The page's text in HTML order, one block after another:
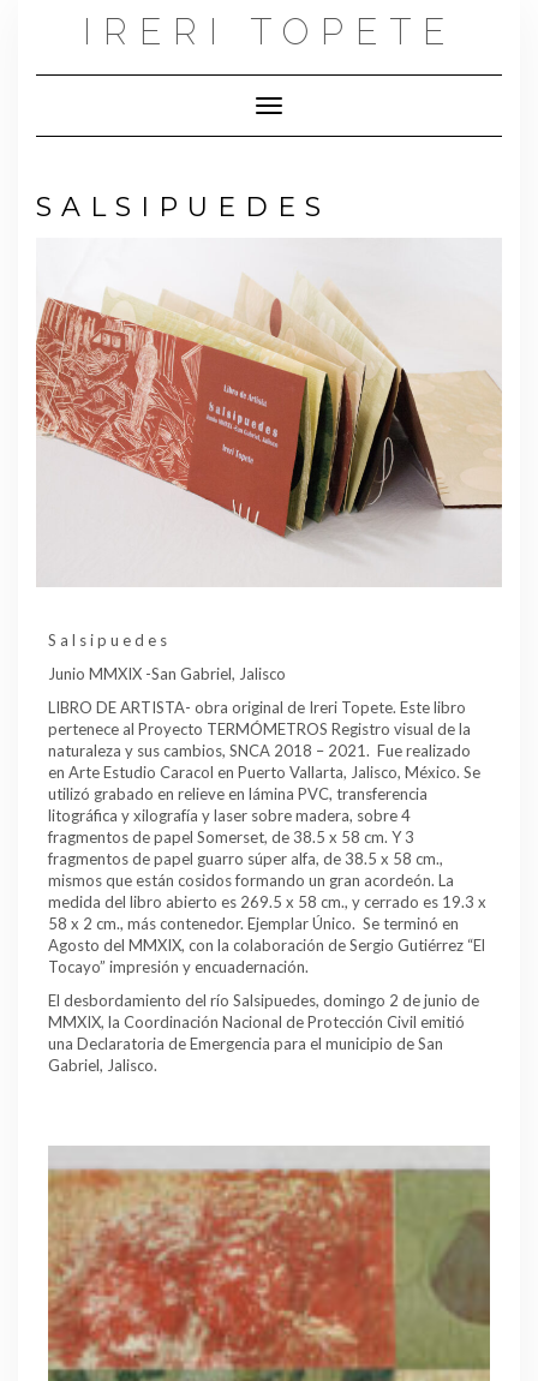
IRERI TOPETE
Toggle Navigation
S A L S I P U E D E S
S a l s i p u e d e s
Junio MMXIX -San Gabriel, Jalisco
LIBRO DE ARTISTA- obra original de Ireri Topete. Este libro
pertenece al Proyecto TERMÓMETROS Registro visual de la
naturaleza y sus cambios, SNCA 2018 – 2021. Fue realizado
en Arte Estudio Caracol en Puerto Vallarta, Jalisco, México. Se
utilizó grabado en relieve en lámina PVC, transferencia
litográfica y xilografía y laser sobre madera, sobre 4
fragmentos de papel Somerset, de 38.5 x 58 cm. Y 3
fragmentos de papel guarro súper alfa, de 38.5 x 58 cm.,
mismos que están cosidos formando un gran acordeón. La
medida del libro abierto es 269.5 x 58 cm., y cerrado es 19.3 x
58 x 2 cm., más contenedor. Ejemplar Único. Se terminó en
Agosto del MMXIX, con la colaboración de Sergio Gutiérrez “El
Tocayo” impresión y encuadernación.
El desbordamiento del río Salsipuedes, domingo 2 de junio de
MMXIX, la Coordinación Nacional de Protección Civil emitió
una Declaratoria de Emergencia para el municipio de San
Gabriel, Jalisco.